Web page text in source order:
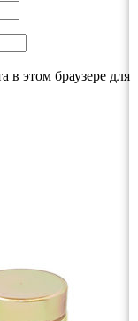
в этом браузере для